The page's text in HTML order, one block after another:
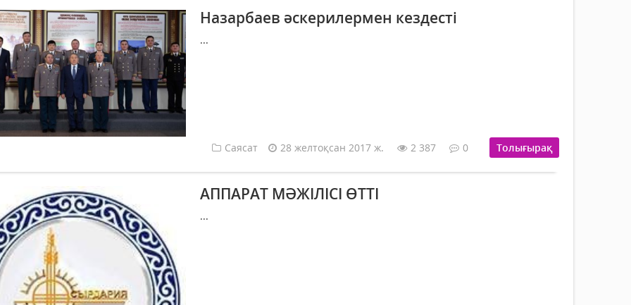
Назарбаев әскерилермен кездесті
...
Саясат 28 желтоқсан 2017 ж. 2 387 0 Толығырақ
АППАРАТ МӘЖІЛІСІ ӨТТІ
...